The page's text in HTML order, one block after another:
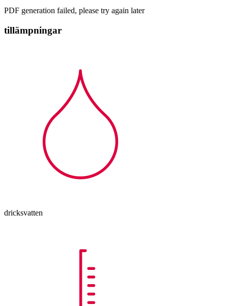
PDF generation failed, please try again later
tillämpningar
dricksvatten